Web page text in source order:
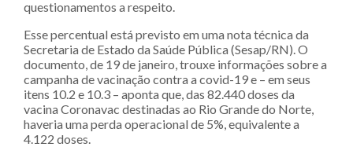
questionamentos a respeito.
Esse percentual está previsto em uma nota técnica da
Secretaria de Estado da Saúde Pública (Sesap/RN). O
documento, de 19 de janeiro, trouxe informações sobre a
campanha de vacinação contra a covid-19 e – em seus
itens 10.2 e 10.3 – aponta que, das 82.440 doses da
vacina Coronavac destinadas ao Rio Grande do Norte,
haveria uma perda operacional de 5%, equivalente a
4.122 doses.